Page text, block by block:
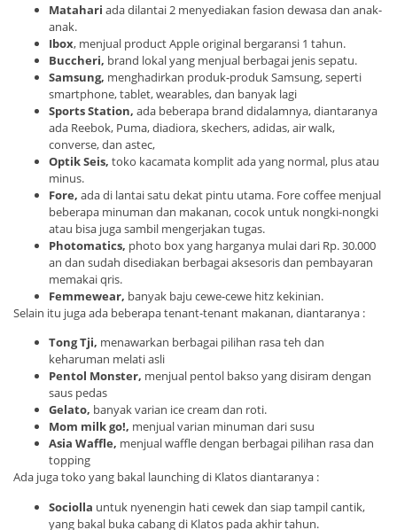
Matahari ada dilantai 2 menyediakan fasion dewasa dan anak-
anak.
Ibox, menjual product Apple original bergaransi 1 tahun.
Buccheri, brand lokal yang menjual berbagai jenis sepatu.
Samsung, menghadirkan produk-produk Samsung, seperti
smartphone, tablet, wearables, dan banyak lagi
Sports Station, ada beberapa brand didalamnya, diantaranya
ada Reebok, Puma, diadiora, skechers, adidas, air walk,
converse, dan astec,
Optik Seis, toko kacamata komplit ada yang normal, plus atau
minus.
Fore, ada di lantai satu dekat pintu utama. Fore coffee menjual
beberapa minuman dan makanan, cocok untuk nongki-nongki
atau bisa juga sambil mengerjakan tugas.
Photomatics, photo box yang harganya mulai dari Rp. 30.000
an dan sudah disediakan berbagai aksesoris dan pembayaran
memakai qris.
Femmewear, banyak baju cewe-cewe hitz kekinian.
Selain itu juga ada beberapa tenant-tenant makanan, diantaranya :
Tong Tji, menawarkan berbagai pilihan rasa teh dan
keharuman melati asli
Pentol Monster, menjual pentol bakso yang disiram dengan
saus pedas
Gelato, banyak varian ice cream dan roti.
Mom milk go!, menjual varian minuman dari susu
Asia Waffle, menjual waffle dengan berbagai pilihan rasa dan
topping
Ada juga toko yang bakal launching di Klatos diantaranya :
Sociolla untuk nyenengin hati cewek dan siap tampil cantik,
yang bakal buka cabang di Klatos pada akhir tahun.